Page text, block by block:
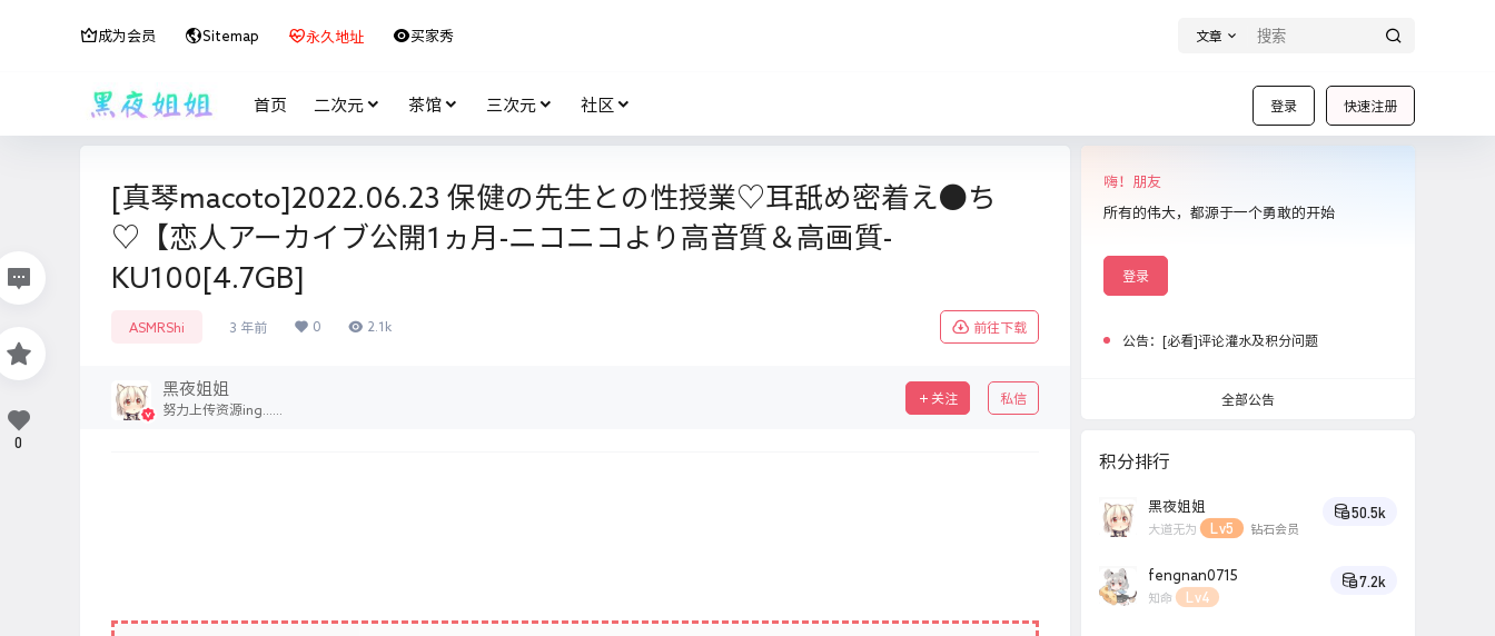
成为会员 Sitemap 永久地址 买家秀 文章
登录 快速注册
首页 二次元 茶馆 三次元 社区
[真琴macoto]2022.06.23 保健の先生との性授業♡耳舐め密着え●ち
♡【恋人アーカイブ公開1ヵ月-ニコニコより高音質＆高画質-
KU100[4.7GB]
ASMRShi 3 年前 0 2.1k 前往下载
黑夜姐姐
努力上传资源ing......
关注 私信
0
嗨！朋友
所有的伟大，都源于一个勇敢的开始
登录
公告： [必看]评论灌水及积分问题
全部公告
积分排行
黑夜姐姐
大道无为 Lv5 钻石会员
50.5k
fengnan0715
知命 Lv4
7.2k